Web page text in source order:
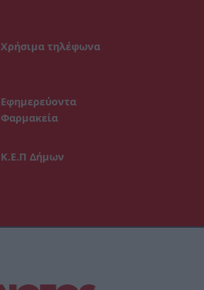
Χρήσιμα τηλέφωνα
Εφημερεύοντα
Φαρμακεία
Κ.Ε.Π Δήμων